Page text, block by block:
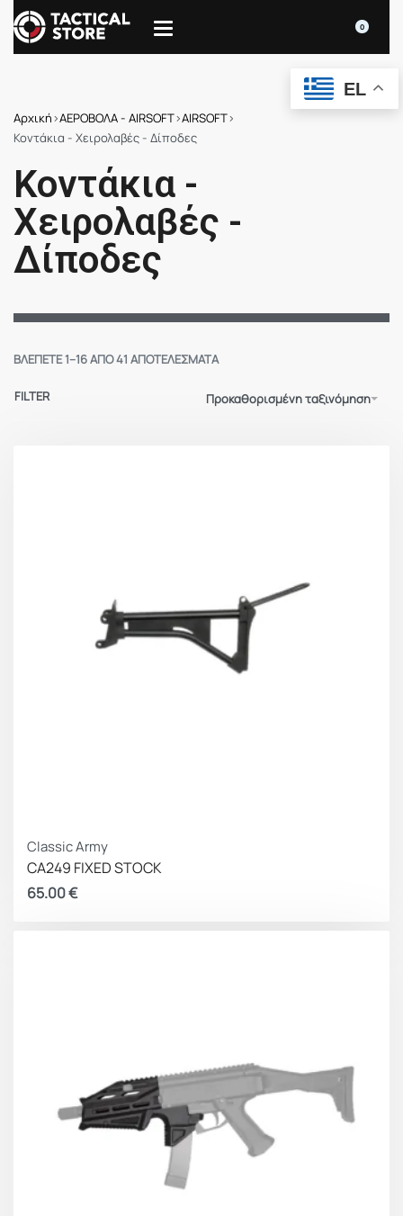
0
Αρχική›ΑΕΡΟΒΟΛΑ - AIRSOFT›AIRSOFT›
Κοντάκια - Χειρολαβές - Δίποδες
Κοντάκια -
Χειρολαβές -
Δίποδες
ΒΛΈΠΕΤΕ 1–16 ΑΠΌ 41 ΑΠΟΤΕΛΈΣΜΑΤΑ
Προκαθορισμένη ταξινόμηση
FILTER
Classic Army
CA249 FIXED STOCK
65.00€
EL